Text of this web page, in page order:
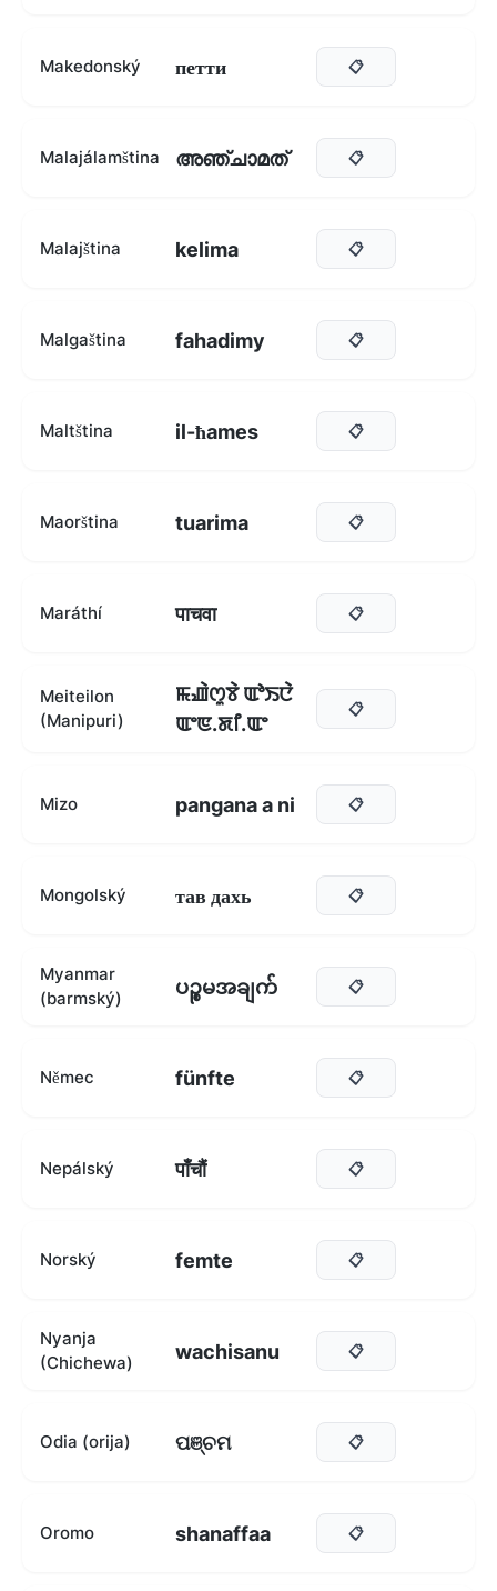
Makedonský петти 📋
Malajálamština അഞ്ചാമത് 📋
Malajština kelima 📋
Malgaština fahadimy 📋
Maltština il-ħames 📋
Maorština tuarima 📋
Maráthí पाचवा 📋
Meiteilon
(Manipuri)
ꯃꯉꯥꯁꯨꯕꯥ ꯑꯣꯏꯅꯥ
ꯑꯦꯟ.ꯗꯤ.ꯑꯦ
📋
Mizo pangana a ni 📋
Mongolský тав дахь 📋
Myanmar
(barmský)
ပဉ္စမအချက် 📋
Němec fünfte 📋
Nepálský पाँचौं 📋
Norský femte 📋
Nyanja
(Chichewa)
wachisanu 📋
Odia (orija) ପଞ୍ଚମ 📋
Oromo shanaffaa 📋